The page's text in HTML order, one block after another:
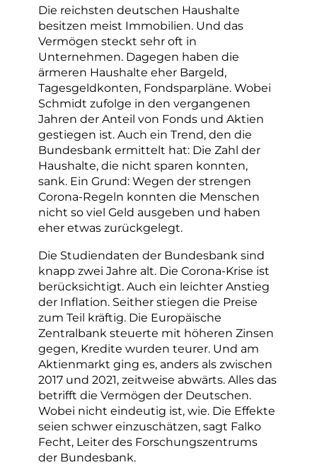
Die reichsten deutschen Haushalte
besitzen meist Immobilien. Und das
Vermögen steckt sehr oft in
Unternehmen. Dagegen haben die
ärmeren Haushalte eher Bargeld,
Tagesgeldkonten, Fondsparpläne. Wobei
Schmidt zufolge in den vergangenen
Jahren der Anteil von Fonds und Aktien
gestiegen ist. Auch ein Trend, den die
Bundesbank ermittelt hat: Die Zahl der
Haushalte, die nicht sparen konnten,
sank. Ein Grund: Wegen der strengen
Corona-Regeln konnten die Menschen
nicht so viel Geld ausgeben und haben
eher etwas zurückgelegt.
Die Studiendaten der Bundesbank sind
knapp zwei Jahre alt. Die Corona-Krise ist
berücksichtigt. Auch ein leichter Anstieg
der Inflation. Seither stiegen die Preise
zum Teil kräftig. Die Europäische
Zentralbank steuerte mit höheren Zinsen
gegen, Kredite wurden teurer. Und am
Aktienmarkt ging es, anders als zwischen
2017 und 2021, zeitweise abwärts. Alles das
betrifft die Vermögen der Deutschen.
Wobei nicht eindeutig ist, wie. Die Effekte
seien schwer einzuschätzen, sagt Falko
Fecht, Leiter des Forschungszentrums
der Bundesbank.